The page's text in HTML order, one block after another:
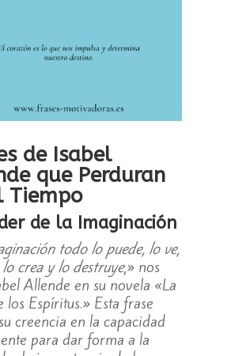
de Isabel
que Perduran
Tiempo
de la Imaginación
todo lo puede, lo ve,
crea y lo destruye,» nos
Allende en su novela «La
los Espíritus.» Esta frase
creencia en la capacidad
para dar forma a la